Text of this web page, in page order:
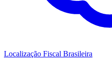
Localização Fiscal Brasileira